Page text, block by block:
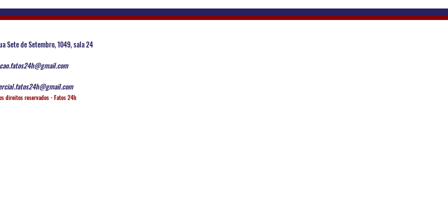
Sete de Setembro, 1049, sala 24
direitos reservados - Fatos 24h